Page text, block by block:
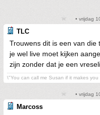
• vrijdag
TLC
Trouwens dit is een van
je wel live moet kijken
zijn zonder dat je een
\"You can call me Susan if it makes you
• vrijdag
Marcoss